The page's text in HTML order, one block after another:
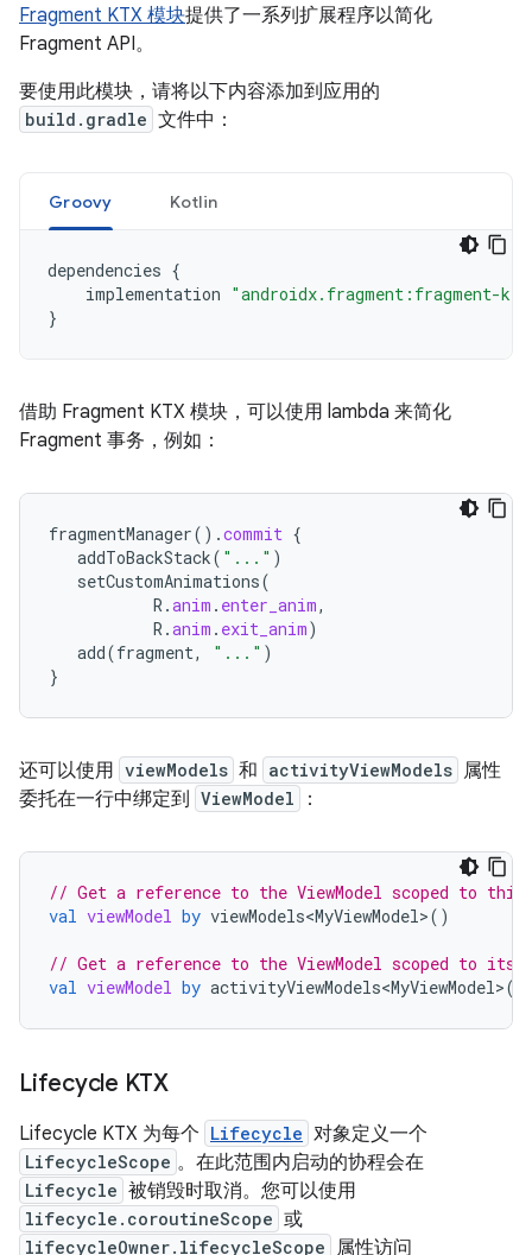
Fragment KTX 模块提供了一系列扩展程序以简化
Fragment API。
要使用此模块，请将以下内容添加到应用的
build.gradle 文件中：
Groovy Kotlin
dependencies {
implementation "androidx.fragment:fragment-
}
借助 Fragment KTX 模块，可以使用 lambda 来简化
Fragment 事务，例如：
fragmentManager().commit {
addToBackStack( "..." )
setCustomAnimations(
R .anim . enter_anim,
R .anim . exit_anim)
add(fragment, "..." )
}
还可以使用 viewModels 和 activityViewModels 属性
委托在一行中绑定到 ViewModel ：
// Get a reference to the ViewModel scoped to this
val viewModel by viewModels<MyViewModel>()
// Get a reference to the ViewModel scoped to its
val viewModel by activityViewModels<MyViewModel>()
Lifecycle KTX
Lifecycle KTX 为每个 Lifecycle 对象定义一个
LifecycleScope 。在此范围内启动的协程会在
Lifecycle 被销毁时取消。您可以使用
lifecycle.coroutineScope 或
lifecycleOwner.lifecycleScope 属性访问